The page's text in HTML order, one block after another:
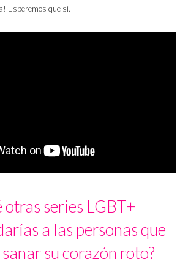
Esperemos que sí.
otras series LGBT+
a las personas que
su corazón roto?